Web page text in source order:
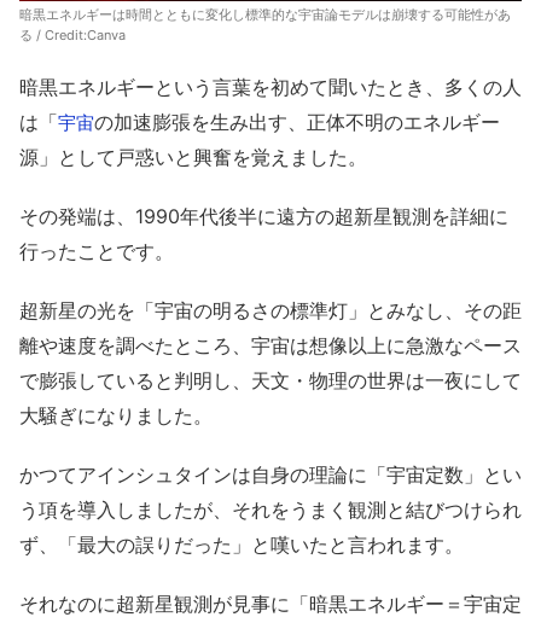
暗黒エネルギーは時間とともに変化し標準的な宇宙論モデルは崩壊する可能性があ
る / Credit:Canva
暗黒エネルギーという言葉を初めて聞いたとき、多くの人
は「宇宙の加速膨張を生み出す、正体不明のエネルギー
源」として戸惑いと興奮を覚えました。
その発端は、1990年代後半に遠方の超新星観測を詳細に
行ったことです。
超新星の光を「宇宙の明るさの標準灯」とみなし、その距
離や速度を調べたところ、宇宙は想像以上に急激なペース
で膨張していると判明し、天文・物理の世界は一夜にして
大騒ぎになりました。
かつてアインシュタインは自身の理論に「宇宙定数」とい
う項を導入しましたが、それをうまく観測と結びつけられ
ず、「最大の誤りだった」と嘆いたと言われます。
それなのに超新星観測が見事に「暗黒エネルギー＝宇宙定